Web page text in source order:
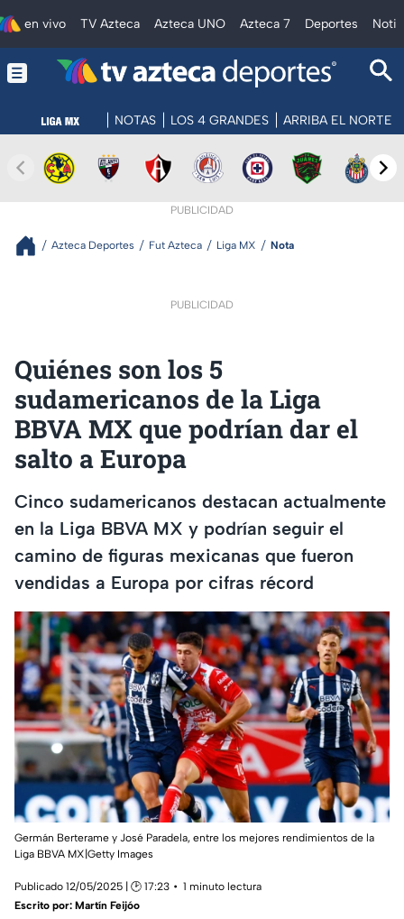
en vivo TV Azteca Azteca UNO Azteca 7 Deportes
NOTAS LOS 4 GRANDES ARRIBA EL NORTE
PUBLICIDAD
Azteca Deportes Fut Azteca Liga MX Nota
PUBLICIDAD
Quiénes son los 5
sudamericanos de la Liga
BBVA MX que podrían dar el
salto a Europa
Cinco sudamericanos destacan actualmente
en la Liga BBVA MX y podrían seguir el
camino de figuras mexicanas que fueron
vendidas a Europa por cifras récord
Germán Berterame y José Paradela, entre los mejores rendimientos de la
Liga BBVA MX|Getty Images
Publicado 12/05/2025 | 🕑 17:23
1 minuto lectura
Escrito por: Martín Feijóo